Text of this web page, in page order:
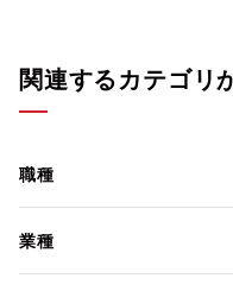
関連するカテゴリ
職種
業種